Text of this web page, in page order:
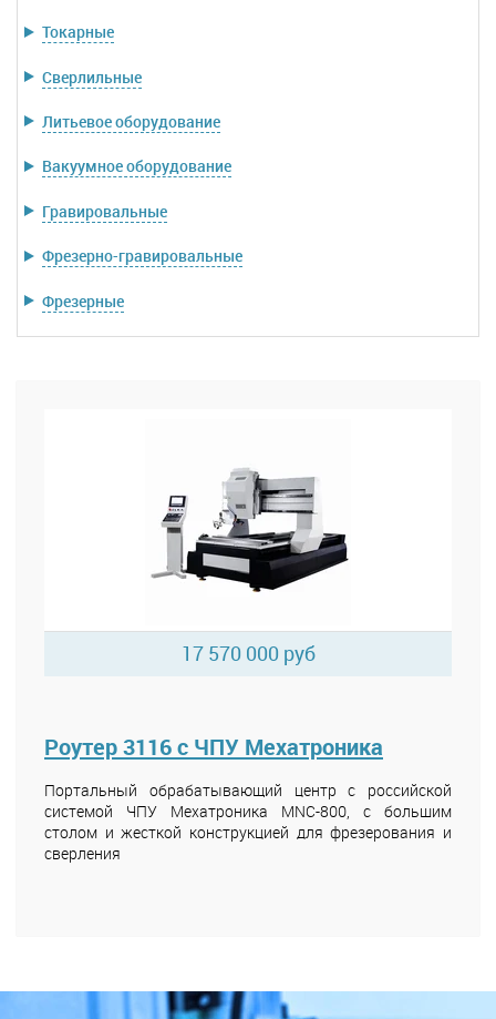
Токарные
Сверлильные
Литьевое оборудование
Вакуумное оборудование
Гравировальные
Фрезерно-гравировальные
Фрезерные
17 570 000 руб
Роутер 3116 с ЧПУ Мехатроника
Портальный обрабатывающий центр с российской
системой ЧПУ Мехатроника MNC-800, с большим
столом и жесткой конструкцией для фрезерования и
сверления